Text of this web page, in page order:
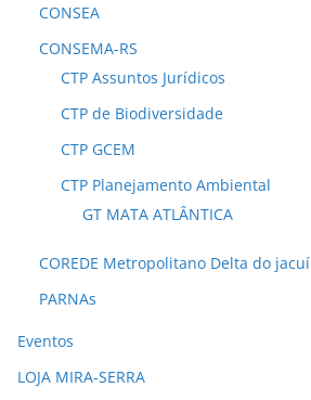
CONSEA
CONSEMA-RS
CTP Assuntos Jurídicos
CTP de Biodiversidade
CTP GCEM
CTP Planejamento Ambiental
GT MATA ATLÂNTICA
COREDE Metropolitano Delta do jacuí
PARNAs
Eventos
LOJA MIRA-SERRA